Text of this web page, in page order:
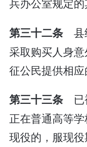
第三十二条 县
采取购买人身
征公民提供相应
第三十三条 已
正在普通高等
现役的，服现